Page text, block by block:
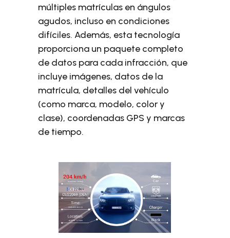
múltiples matrículas en ángulos
agudos, incluso en condiciones
difíciles. Además, esta tecnología
proporciona un paquete completo
de datos para cada infracción, que
incluye imágenes, datos de la
matrícula, detalles del vehículo
(como marca, modelo, color y
clase), coordenadas GPS y marcas
de tiempo.